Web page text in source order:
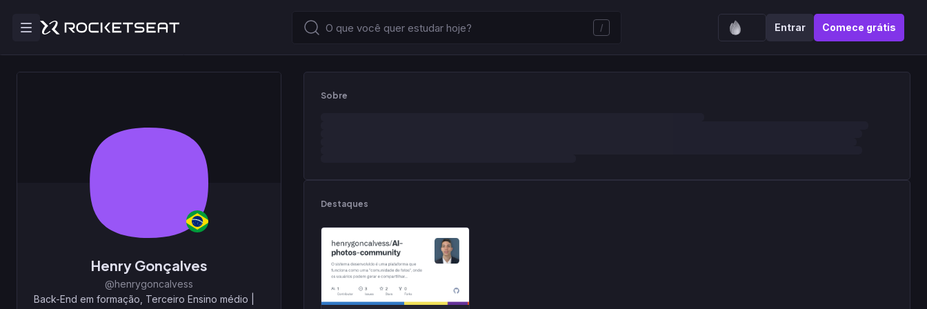
/ Entrar Comece grátis
Henry Gonçalves
@henrygoncalvess
Back-End em formação, Terceiro Ensino médio
Sobre
Destaques